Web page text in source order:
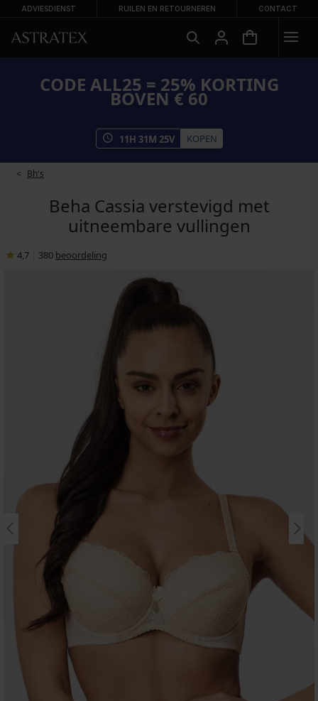
ADVIESDIENST RUILEN EN RETOURNEREN CONTACT
CODE ALL25 = 25% KORTING
BOVEN € 60
11H 31M 25V KOPEN
Bh's
Beha Cassia verstevigd met
uitneembare vullingen
4,7 380 beoordeling